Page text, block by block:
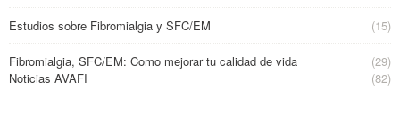
Estudios sobre Fibromialgia y SFC/EM (15)
Fibromialgia, SFC/EM: Como mejorar tu calidad de vida
(29)
Noticias AVAFI
(82)